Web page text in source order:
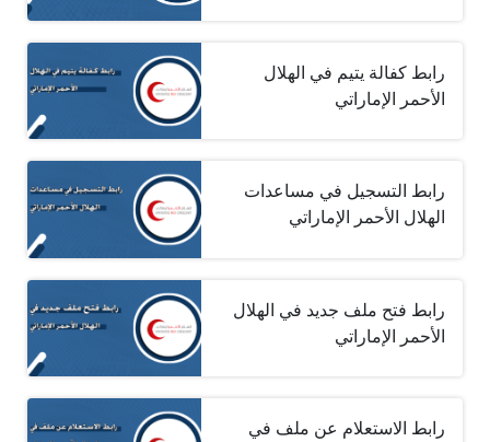
رابط كفالة يتيم في الهلال
الأحمر الإماراتي
رابط التسجيل في مساعدات
الهلال الأحمر الإماراتي
رابط فتح ملف جديد في الهلال
الأحمر الإماراتي
رابط الاستعلام عن ملف في